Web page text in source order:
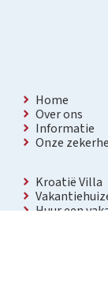
Home
Over ons
Informatie
Onze
Kroatië Villa
Huur een